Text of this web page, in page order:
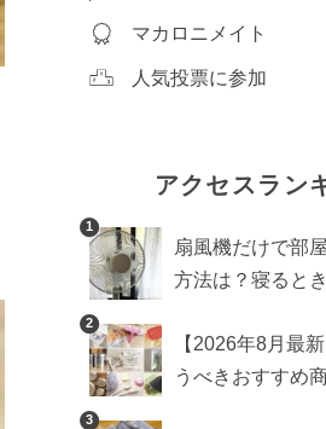
マカロニメイト
人気投票に参加
アクセスラン
1
扇風機だけで部
方法は？寝ると
2
【2026年8月最
うべきおすすめ
3